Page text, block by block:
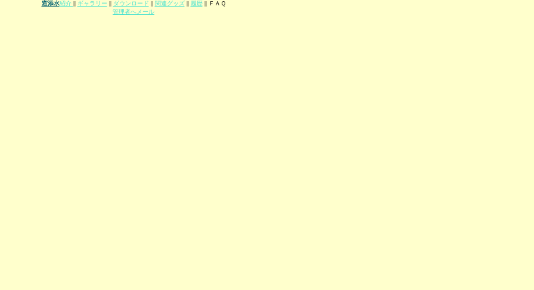
窓添水紹介 || ギャラリー || ダウンロード || 関連グッズ|| 履歴|| ＦＡＱ
管理者へメール